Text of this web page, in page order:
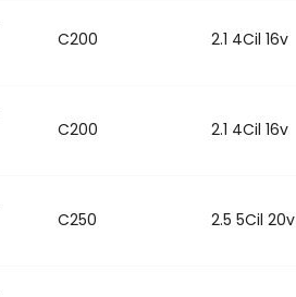
C200 2.1 4Cil 16v
C200 2.1 4Cil 16v
C250 2.5 5Cil 20v